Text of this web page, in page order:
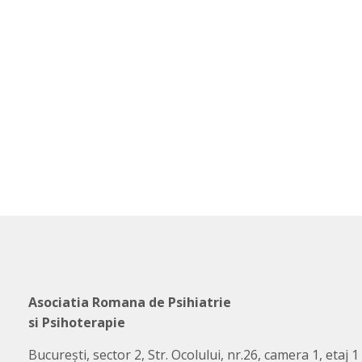
Asociatia Romana de Psihiatrie
si Psihoterapie
București, sector 2, Str. Ocolului, nr.26, camera 1, etaj 1